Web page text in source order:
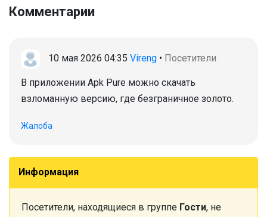
Комментарии
10 мая 2026 04:35 Vireng • Посетители
В приложении Apk Pure можно скачать
взломанную версию, где безграничное золото.
Жалоба
Информация
Посетители, находящиеся в группе Гости, не